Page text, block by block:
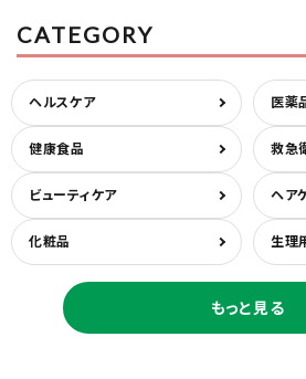
プライバシーポリシー
特定商取引法について
お問い合わせ
CATEGORY
ヘルスケア 医薬
健康食品 救急
ビューティケア ヘア
化粧品 生理
もっと見る